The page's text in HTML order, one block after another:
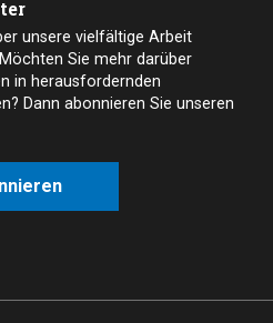
unsere vielfältige Arbeit
Sie mehr darüber
in herausfordernden
Dann abonnieren Sie unseren